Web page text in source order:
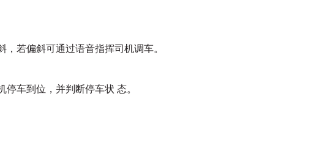
，若偏斜可通过语音指挥司机调车。
停车到位，并判断停车状 态。